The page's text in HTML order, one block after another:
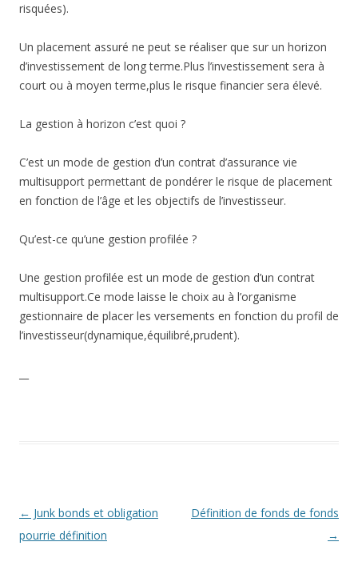
risquées).
Un placement assuré ne peut se réaliser que sur un horizon
d’investissement de long terme.Plus l’investissement sera à
court ou à moyen terme,plus le risque financier sera élevé.
La gestion à horizon c’est quoi ?
C’est un mode de gestion d’un contrat d’assurance vie
multisupport permettant de pondérer le risque de placement
en fonction de l’âge et les objectifs de l’investisseur.
Qu’est-ce qu’une gestion profilée ?
Une gestion profilée est un mode de gestion d’un contrat
multisupport.Ce mode laisse le choix au à l’organisme
gestionnaire de placer les versements en fonction du profil de
l’investisseur(dynamique,équilibré,prudent).
Navigation
des
← Junk bonds et obligation
pourrie définition
Définition de fonds de fonds
→